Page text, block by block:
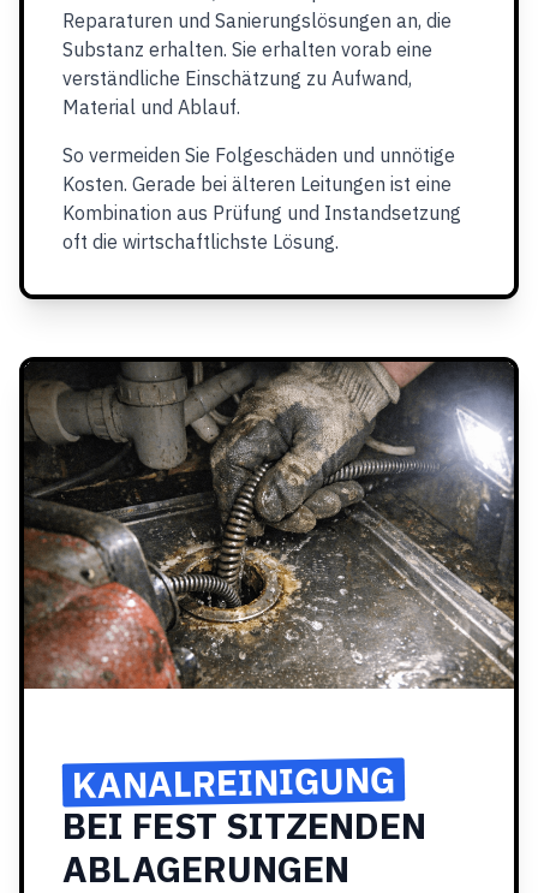
Reparaturen und Sanierungslösungen an, die
Substanz erhalten. Sie erhalten vorab eine
verständliche Einschätzung zu Aufwand,
Material und Ablauf.
So vermeiden Sie Folgeschäden und unnötige
Kosten. Gerade bei älteren Leitungen ist eine
Kombination aus Prüfung und Instandsetzung
oft die wirtschaftlichste Lösung.
KANALREINIGUNG
BEI FEST SITZENDEN
ABLAGERUNGEN